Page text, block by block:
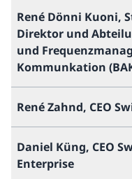
René Dönni Kuoni,
Direktor und
und
Kommunkation
René Zahnd, CEO
Daniel Küng, CEO
Enterprise